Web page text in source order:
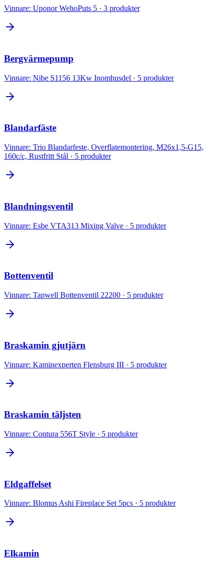
Vinnare: Uponor WehoPuts 5 · 3 produkter
Bergvärmepump
Vinnare: Nibe S1156 13Kw Inomhusdel · 5 produkter
Blandarfäste
Vinnare: Trio Blandarfeste, Overflatemontering, M26x1,5-G15,
160c/c, Rustfritt Stål · 5 produkter
Blandningsventil
Vinnare: Esbe VTA313 Mixing Valve · 5 produkter
Bottenventil
Vinnare: Tapwell Bottenventil 22200 · 5 produkter
Braskamin gjutjärn
Vinnare: Kaminexperten Flensburg III · 5 produkter
Braskamin täljsten
Vinnare: Contura 556T Style · 5 produkter
Eldgaffelset
Vinnare: Blomus Ashi Fireplace Set 5pcs · 5 produkter
Elkamin